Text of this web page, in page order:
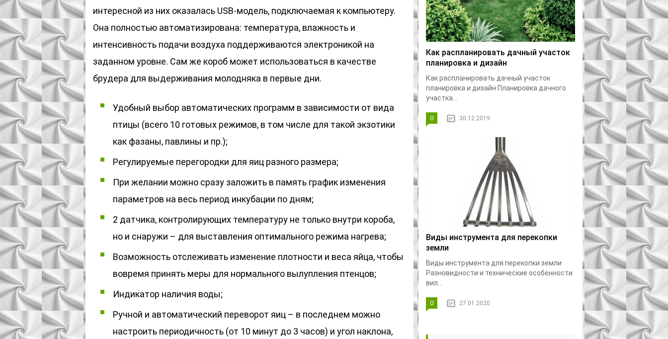
интересной из них оказалась USB-модель, подключаемая к компьютеру.
Она полностью автоматизирована: температура, влажность и
интенсивность подачи воздуха поддерживаются электроникой на
заданном уровне. Сам же короб может использоваться в качестве
брудера для выдерживания молодняка в первые дни.
Удобный выбор автоматических программ в зависимости от вида
птицы (всего 10 готовых режимов, в том числе для такой экзотики
как фазаны, павлины и пр.);
Регулируемые перегородки для яиц разного размера;
При желании можно сразу заложить в память график изменения
параметров на весь период инкубации по дням;
2 датчика, контролирующих температуру не только внутри короба,
но и снаружи – для выставления оптимального режима нагрева;
Возможность отслеживать изменение плотности и веса яйца, чтобы
вовремя принять меры для нормального вылупления птенцов;
Индикатор наличия воды;
Ручной и автоматический переворот яиц – в последнем можно
настроить периодичность (от 10 минут до 3 часов) и угол наклона,
Как распланировать дачный участок
планировка и дизайн
Как распланировать дачный участок
планировка и дизайн Планировка дачного
участка...
0 30.12.2019
Виды инструмента для перекопки
земли
Виды инструмента для перекопки земли
Разновидности и технические особенности
вил...
0 27.01.2020